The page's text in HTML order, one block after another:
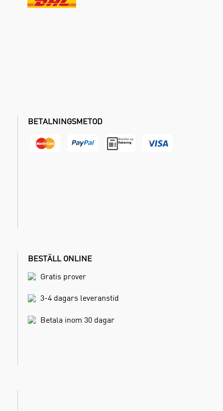
BETALNINGSMETOD
BESTÄLL ONLINE
Gratis prover
3-4 dagars leveranstid
Betala inom 30 dagar